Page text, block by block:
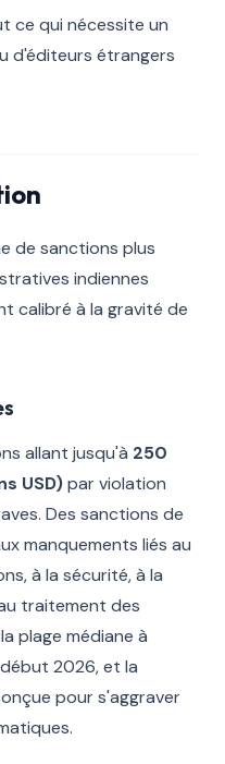
ce qui nécessite un
d'éditeurs étrangers
de sanctions plus
indiennes
calibré à la gravité de
allant jusqu'à 250
USD)par violation
Des sanctions de
manquements liés au
à la sécurité, à la
traitement des
plage médiane à
2026, et la
pour s'aggraver